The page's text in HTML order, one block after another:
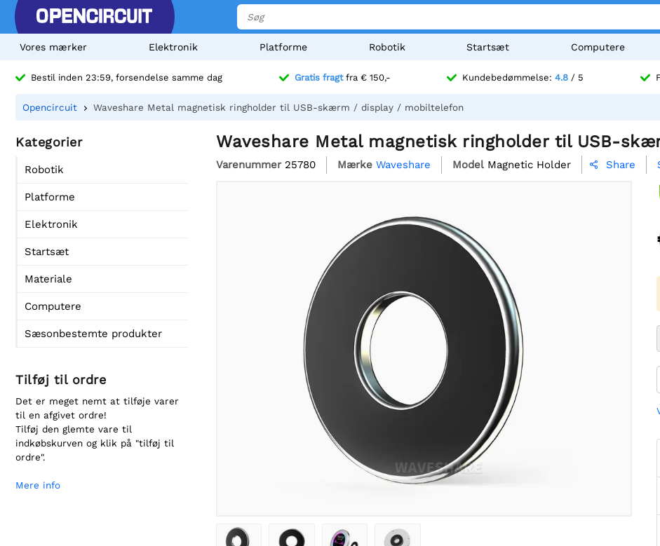
Vores mærker Elektronik Platforme Robotik Startsæt Computere
Bestil inden 23:59, forsendelse samme dag Gratis fragtfra € 150,- Kundebedømmelse: 4.8 / 5
Opencircuit Waveshare Metal magnetisk ringholder til USB-skærm / display / mobiltelefon
Kategorier
Robotik
Platforme
Elektronik
Startsæt
Materiale
Computere
Sæsonbestemte produkter
Tilføj til ordre
Det er meget nemt at tilføje varer
til en afgivet ordre!
Tilføj den glemte vare til
indkøbskurven og klik på "tilføj til
ordre".
Mere info
Waveshare Metal magnetisk ringholder til USB-
Varenummer 25780 Mærke Waveshare Model Magnetic Holder  Share